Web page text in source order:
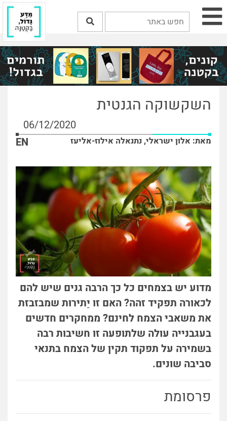
השקשוקה הגנטית
06/12/2020
מאת: אלון ישראלי, נתנאלה אילוז-אליעז EN
מדוע יש בצמחים כל כך הרבה גנים שיש להם
לכאורה תפקיד זהה? האם זו יַתירוּת שמבזבזת
את משאבי הצמח לחינם? ממחקרים חדשים
בעגבנייה עולה שלתופעה זו חשיבות רבה
בשמירה על תפקוד תקין של הצמח בתנאי
סביבה שונים.
פרסומת